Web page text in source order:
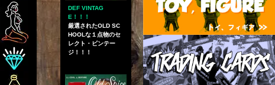
DEF VINTAG
E！！！
厳選されたOLD SC
HOOLな１点物のセ
レクト・ビンテー
ジ！！！